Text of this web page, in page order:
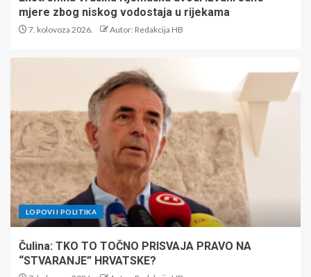
mjere zbog niskog vodostaja u rijekama
7. kolovoza 2026. Autor: Redakcija HB
LOPOVI I POLITIKA
Čulina: TKO TO TOČNO PRISVAJA PRAVO NA
“STVARANJE” HRVATSKE?